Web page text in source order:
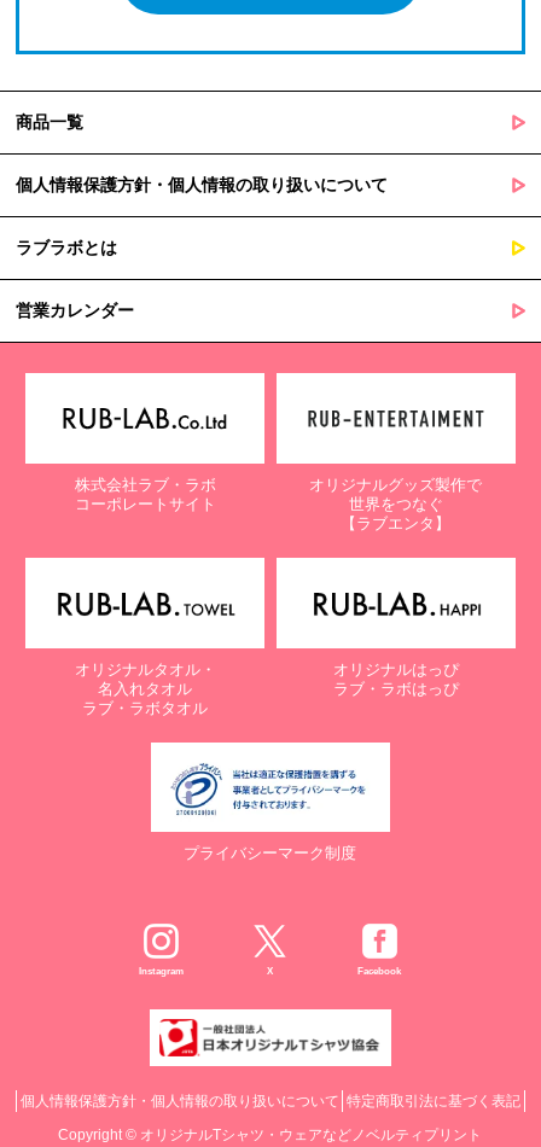
商品一覧
個人情報保護方針・個人情報の取り扱いについて
ラブラボとは
営業カレンダー
株式会社ラブ・ラボ
コーポレートサイト
オリジナルグッズ製作で
世界をつなぐ
【ラブエンタ】
オリジナルタオル・
名入れタオル
ラブ・ラボタオル
オリジナルはっぴ
ラブ・ラボはっぴ
プライバシーマーク制度
Instagram X Facebook
個人情報保護方針・個人情報の取り扱いについて 特定商取引法に基づく表記
Copyright © オリジナルTシャツ・ウェアなどノベルティプリント